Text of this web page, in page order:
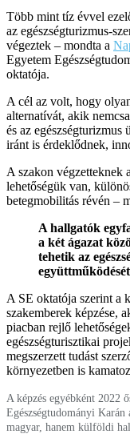
Több mint tíz évvel
az egészségturizmus-
végeztek – mondta a
Egyetem
oktatója.
A cél az volt, hogy
alternatívát, akik
és az
iránt is érdeklődnek,
A szakon végzetteknek
lehetőségük van,
betegmobilitás révén –
A hallgatók
a két ágazat
tehetik az
A SE oktatója szerint a
szakemberek képzése,
piacban rejlő
egészségturisztikai
megszerzett tudást
környezetben is
A képzés egyébként 2022
Egészségtudományi
magyar, hanem külföldi